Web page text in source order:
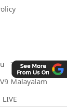
TV9 Kannada
Malayalam